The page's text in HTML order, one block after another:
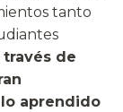
tanto
través de
aprendido